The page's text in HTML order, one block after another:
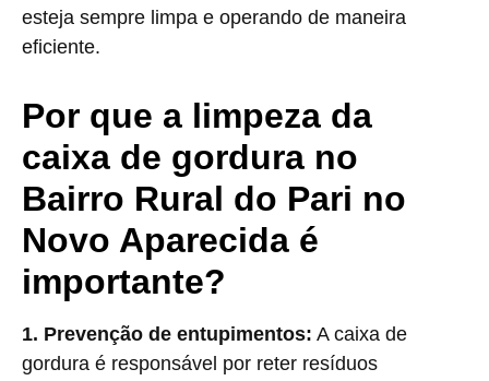
esteja sempre limpa e operando de maneira
eficiente.
Por que a limpeza da
caixa de gordura no
Bairro Rural do Pari no
Novo Aparecida é
importante?
1. Prevenção de entupimentos: A caixa de
gordura é responsável por reter resíduos